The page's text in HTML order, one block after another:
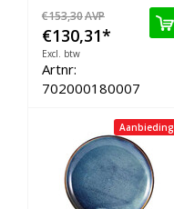
€153,30AVP
€130,31*
Excl. btw
Artnr:
702000180007
Aanbieding